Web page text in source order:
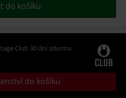
do košíku
Club 30 dní zdarma:
do košíku